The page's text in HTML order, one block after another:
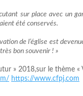
sur place avec un
été conservés.
de l’église est
bon souvenir ! »
» 2018,sur le thème «
https://www.cfpj.com